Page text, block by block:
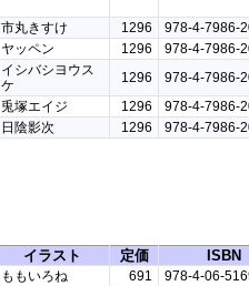
市丸きすけ 1296
978-4-7986-
ヤッペン 1296
978-4-7986-
イシバシヨウス
ケ
1296
978-4-7986-
兎塚エイジ 1296
978-4-7986-
日陰影次 1296 978-4-7986-
イラスト 定価 ISBN
ももいろね 691
978-4-06-